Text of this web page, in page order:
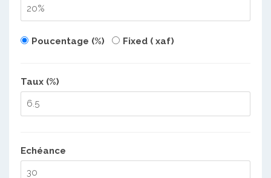
Poucentage (%) Fixed ( xaf)
Taux (%)
Echéance